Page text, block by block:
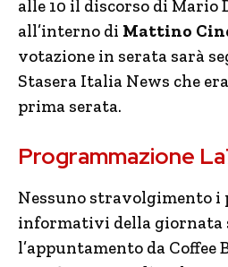
alle 10 il discorso di Mario
all’interno di Mattino
votazione in serata sarà
Stasera Italia News che
prima serata.
Programmazione
Nessuno stravolgimento i
informativi della giornata
l’appuntamento da Coffee